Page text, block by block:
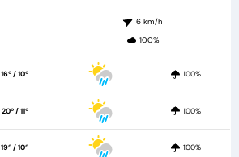
6 km/h
100%
16º / 10º 100%
20º / 11º 100%
19º / 10º 100%